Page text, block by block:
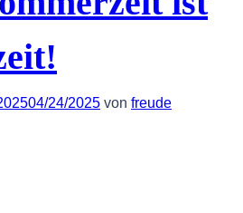
04/24/2025 von freude